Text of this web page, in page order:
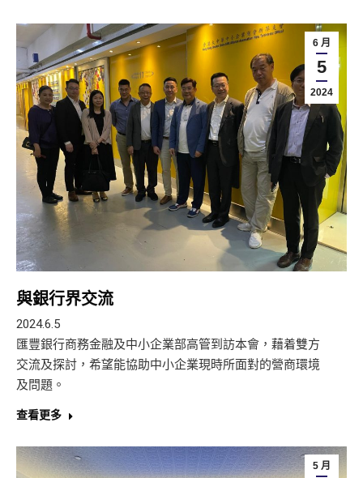
6 月
5
2024
與銀行界交流
2024.6.5
匯豐銀行商務金融及中小企業部高管到訪本會，藉着雙方
交流及探討，希望能協助中小企業現時所面對的營商環境
及問題。
查看更多
5 月